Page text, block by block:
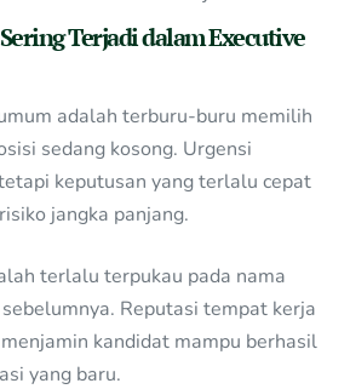
Terjadi dalam Executive
adalah terburu-buru memilih
sedang kosong. Urgensi
keputusan yang terlalu cepat
jangka panjang.
terlalu terpukau pada nama
Reputasi tempat kerja
kandidat mampu berhasil
yang baru.